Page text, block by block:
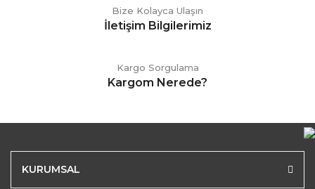
Bize Kolayca Ulaşın
İletişim Bilgilerimiz
Kargo Sorgulama
Kargom Nerede?
KURUMSAL